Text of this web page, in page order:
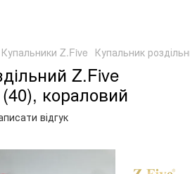
Купальники Z.Five Купальник
Z.Five
кораловий
відгук